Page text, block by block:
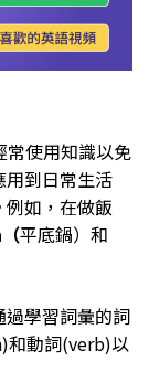
使用知識以免
到日常生活
如，在做飯
平底鍋）和
學習詞彙的詞
和動詞(verb)以